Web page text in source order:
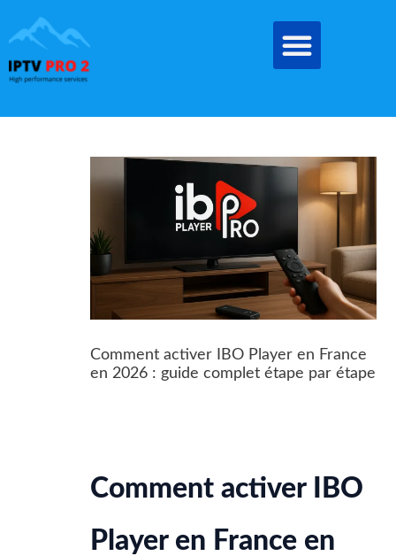
au
contenu
Comment activer IBO Player en France
en 2026 : guide complet étape par étape
Comment activer IBO
Player en France en